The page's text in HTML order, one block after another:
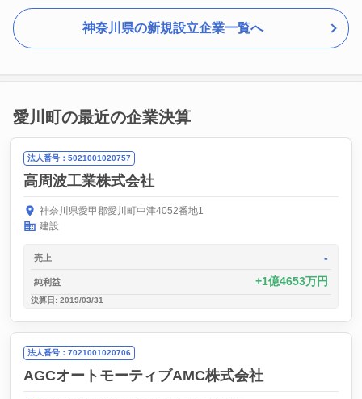
神奈川県の新規設立企業一覧へ
愛川町の最近の企業決算
法人番号：5021001020757
高周波工業株式会社
神奈川県愛甲郡愛川町中津4052番地1
建設
売上 -
純利益 1億4653万円
決算日: 2019/03/31
法人番号：7021001020706
AGCオートモーティブAMC株式会社